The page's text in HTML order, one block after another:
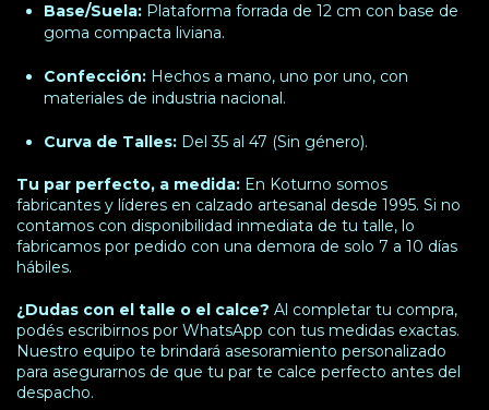
Base/Suela: Plataforma forrada de 12 cm con base de
goma compacta liviana.
Confección: Hechos a mano, uno por uno, con
materiales de industria nacional.
Curva de Talles: Del 35 al 47 (Sin género).
Tu par perfecto, a medida: En Koturno somos
fabricantes y líderes en calzado artesanal desde 1995. Si no
contamos con disponibilidad inmediata de tu talle, lo
fabricamos por pedido con una demora de solo 7 a 10 días
hábiles.
¿Dudas con el talle o el calce? Al completar tu compra,
podés escribirnos por WhatsApp con tus medidas exactas.
Nuestro equipo te brindará asesoramiento personalizado
para asegurarnos de que tu par te calce perfecto antes del
despacho.